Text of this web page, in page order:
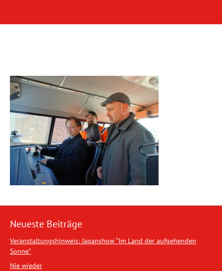
Neueste Beiträge
Veranstaltungshinweis: Japanshow “Im Land der aufgehenden
Sonne”
Nie wieder